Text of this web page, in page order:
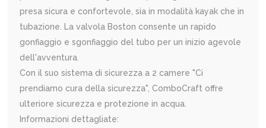
presa sicura e confortevole, sia in modalità kayak che in
tubazione. La valvola Boston consente un rapido
gonfiaggio e sgonfiaggio del tubo per un inizio agevole
dell'avventura.
Con il suo sistema di sicurezza a 2 camere "Ci
prendiamo cura della sicurezza", ComboCraft offre
ulteriore sicurezza e protezione in acqua.
Informazioni dettagliate: